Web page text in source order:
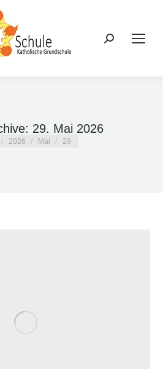
Search:
29. Mai 2026
sich hier:
2026 Mai 29